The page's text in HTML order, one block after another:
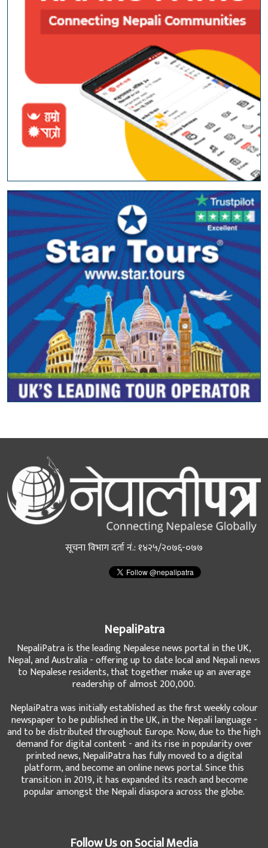
सूचना विभाग दर्ता नं.: १४२५/२०७६-०७७
NepaliPatra
NepaliPatra is the leading Nepalese news portal in the UK,
Nepal, and Australia - offering up to date local and Nepali news
to Nepalese residents, that together make up an average
readership of almost 200,000.
NeplaiPatra was initially established as the first weekly colour
newspaper to be published in the UK, in the Nepali language -
and to be distributed throughout Europe. Now, due to the high
demand for digital content - and its rise in popularity over
printed news, NepaliPatra has fully moved to a digital
platform, and become an online news portal. Since this
transition in 2019, it has expanded its reach and become
popular amongst the Nepali diaspora across the globe.
Follow Us on Social Media